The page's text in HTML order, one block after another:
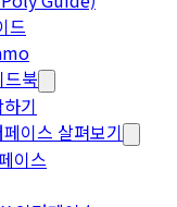
드
북
기
이스 살펴보기
이스